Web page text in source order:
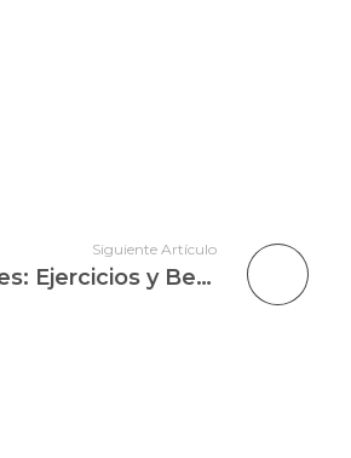
Siguiente Artículo
Mejora tu Capacidad Pulmonar en Pilates: Ejercicios y Beneficios